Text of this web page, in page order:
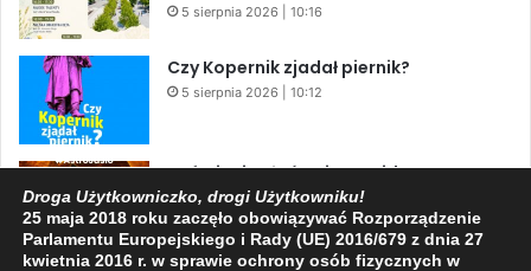
5 sierpnia 2026 | 10:16
Czy Kopernik zjadał piernik?
5 sierpnia 2026 | 10:12
Zaćmienie Słońca i Perseidy. Dwa
niesamowite zjawiska astronomiczne
w ciągu jednego dnia!
3 sierpnia 2026 | 15:39
Droga Użytkowniczko, drogi Użytkowniku!
25 maja 2018 roku zaczęło obowiązywać Rozporządzenie
Parlamentu Europejskiego i Rady (UE) 2016/679 z dnia 27
kwietnia 2016 r. w sprawie ochrony osób fizycznych w